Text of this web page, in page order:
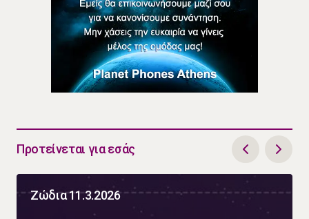
Προτείνεται για εσάς
Ζώδια 11.3.2026